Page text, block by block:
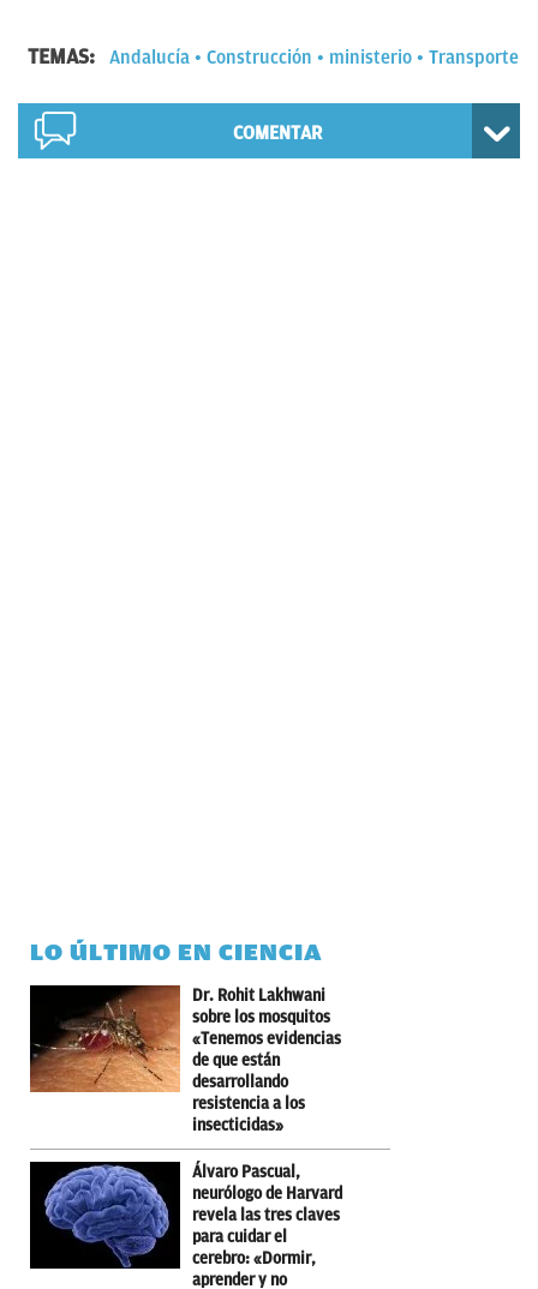
TEMAS: Andalucía Construcción ministerio Transporte
COMENTAR
LO ÚLTIMO EN CIENCIA
Dr. Rohit Lakhwani
sobre los mosquitos
«Tenemos evidencias
de que están
desarrollando
resistencia a los
insecticidas»
Álvaro Pascual,
neurólogo de Harvard
revela las tres claves
para cuidar el
cerebro: «Dormir,
aprender y no